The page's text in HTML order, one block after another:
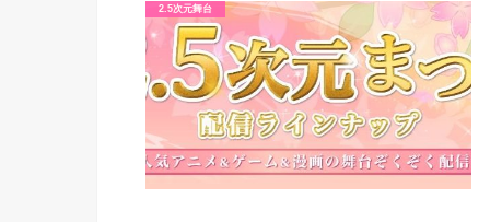
2.5次元舞台